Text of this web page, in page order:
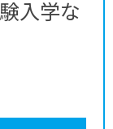
入学な